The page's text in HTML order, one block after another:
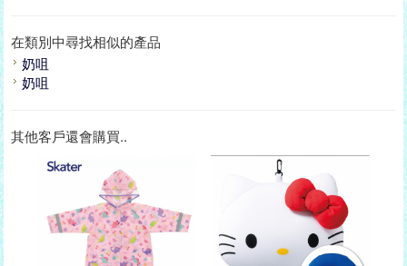
在類別中尋找相似的產品
奶咀
奶咀
其他客戶還會購買..